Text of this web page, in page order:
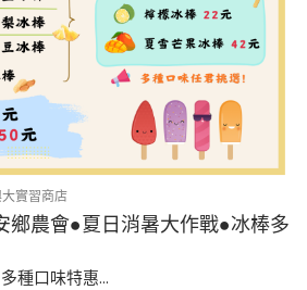
實習商店
鄉農會●夏日消暑大作戰●冰棒多
種口味特惠...